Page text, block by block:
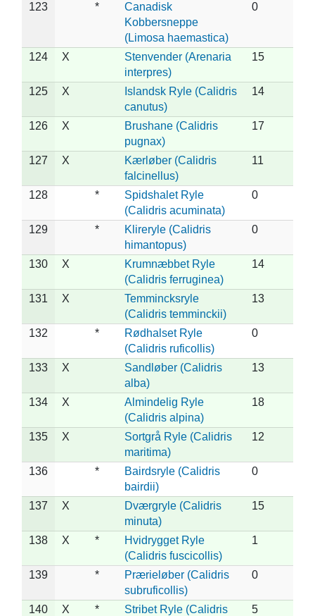
123 *
Canadisk
Kobbersneppe
(Limosa haemastica)
0
124 X
Stenvender (Arenaria
interpres)
15
125 X
Islandsk Ryle (Calidris
canutus)
14
126 X
Brushane (Calidris
pugnax)
17
127 X
Kærløber (Calidris
falcinellus)
11
128 *
Spidshalet Ryle
(Calidris acuminata)
0
129 *
Klireryle (Calidris
himantopus)
0
130 X
Krumnæbbet Ryle
(Calidris ferruginea)
14
131 X
Temmincksryle
(Calidris temminckii)
13
132 *
Rødhalset Ryle
(Calidris ruficollis)
0
133 X
Sandløber (Calidris
alba)
13
134 X
Almindelig Ryle
(Calidris alpina)
18
135 X
Sortgrå Ryle (Calidris
maritima)
12
136 *
Bairdsryle (Calidris
bairdii)
0
137 X
Dværgryle (Calidris
minuta)
15
138 X *
Hvidrygget Ryle
(Calidris fuscicollis)
1
139 *
Prærieløber (Calidris
subruficollis)
0
140 X *
Stribet Ryle (Calidris
5